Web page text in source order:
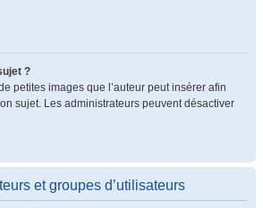
?
petites images que l’auteur peut insérer afin
sujet. Les administrateurs peuvent désactiver
et groupes d’utilisateurs